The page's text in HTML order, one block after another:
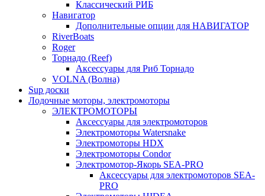
Классический РИБ
Навигатор
Дополнительные опции для НАВИГАТОР
RiverBoats
Roger
Торнадо (Reef)
Аксессуары для Риб Торнадо
VOLNA (Волна)
Sup доски
Лодочные моторы, электромоторы
ЭЛЕКТРОМОТОРЫ
Аксессуары для электромоторов
Электромоторы Watersnake
Электромоторы HDX
Электромоторы Condor
Электромотор-Якорь SEA-PRO
Аксессуары для электромоторов SEA-
PRO